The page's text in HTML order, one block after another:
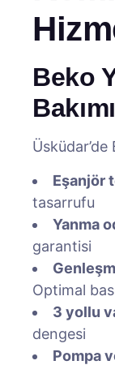
Beko
Bakımı
Üsküdar’de
Eşanjör
tasarrufu
Yanma
garantisi
Optimal
3 yollu
dengesi
Pompa